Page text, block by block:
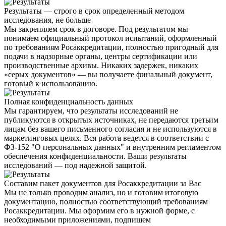
Результаты — строго в срок определенный методом
исследования, не больше
Мы закрепляем срок в договоре. Под результатом мы
понимаем официальный протокол испытаний, оформленный
по требованиям Росаккредитации, полностью пригодный для
подачи в надзорные органы, центры сертификации или
производственные архивы. Никаких задержек, никаких
«серых документов» — вы получаете финальный документ,
готовый к использованию.
Полная конфиденциальность данных
Мы гарантируем, что результаты исследований не
публикуются в открытых источниках, не передаются третьим
лицам без вашего письменного согласия и не используются в
маркетинговых целях. Вся работа ведется в соответствии с
ФЗ-152 "О персональных данных" и внутренним регламентом
обеспечения конфиденциальности. Ваши результаты
исследований — под надежной защитой.
Составим пакет документов для Росаккредитации за Вас
Мы не только проводим анализ, но и готовим итоговую
документацию, полностью соответствующий требованиям
Росаккредитации. Мы оформим его в нужной форме, с
необходимыми приложениями, подпишем